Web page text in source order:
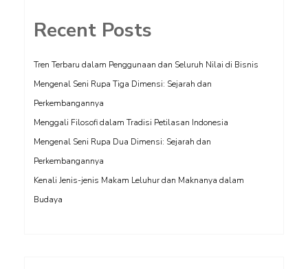
Recent Posts
Tren Terbaru dalam Penggunaan dan Seluruh Nilai di Bisnis
Mengenal Seni Rupa Tiga Dimensi: Sejarah dan
Perkembangannya
Menggali Filosofi dalam Tradisi Petilasan Indonesia
Mengenal Seni Rupa Dua Dimensi: Sejarah dan
Perkembangannya
Kenali Jenis-jenis Makam Leluhur dan Maknanya dalam
Budaya